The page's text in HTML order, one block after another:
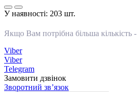
У наявності: 203 шт.
Якщо Вам потрібна більша кількість -
Viber
Viber
Telegram
Замовити дзвінок
Зворотний зв’язок